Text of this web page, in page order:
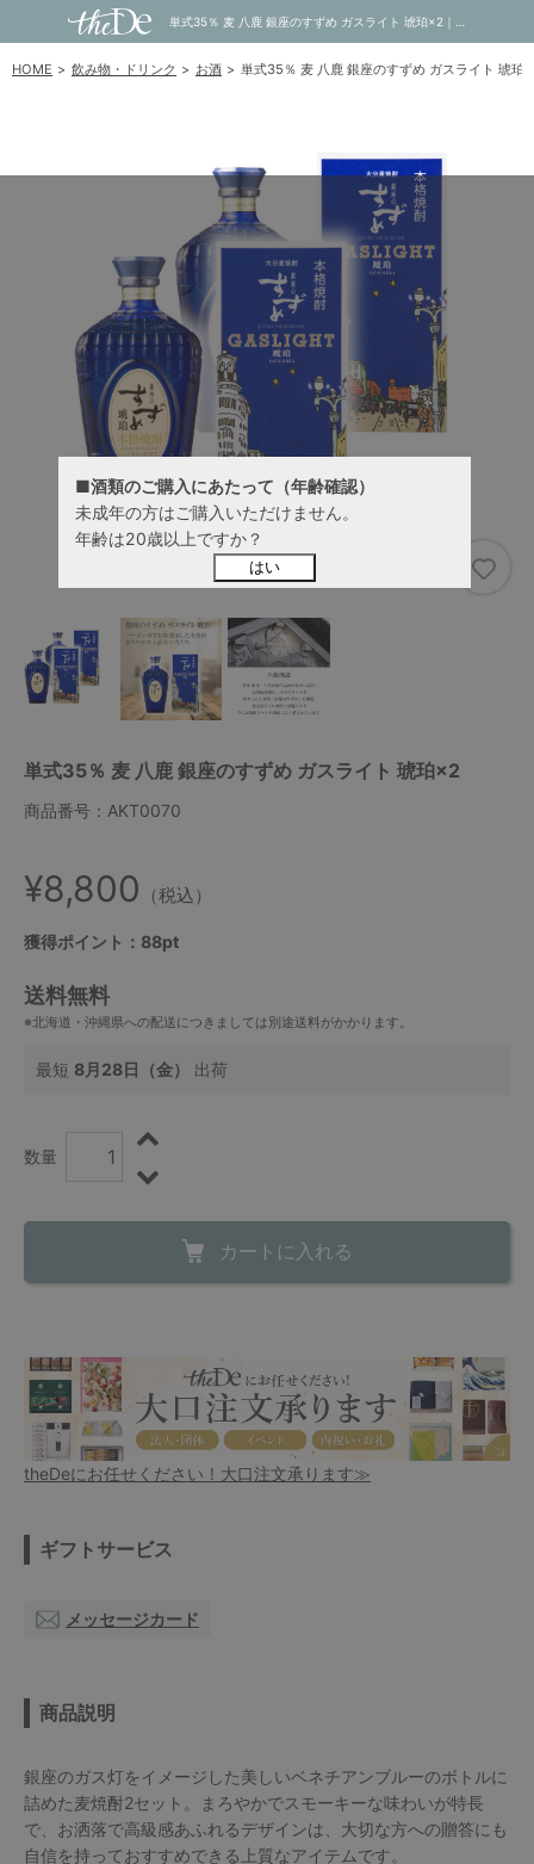
HOME 飲み物・ドリンク お酒 単式35％ 麦 八鹿 銀座のすずめ ガスライト 琥珀
単式35％ 麦 八鹿 銀座のすずめ ガスライト 琥珀×2
商品番号：AKT0070
¥8,800 （税込）
獲得ポイント：88pt
送料無料
※北海道・沖縄県への配送につきましては別途送料がかかります。
最短 8月28日（金） 出荷
数量
カートに入れる
■酒類のご購入にあたって（年齢確認）
未成年の方はご購入いただけません。
年齢は20歳以上ですか？
はい
theDeにお任せください！大口注文承ります≫
ギフトサービス
メッセージカード
商品説明
銀座のガス灯をイメージした美しいベネチアンブルーのボトルに
詰めた麦焼酎2セット。まろやかでスモーキーな味わいが特長
で、お洒落で高級感あふれるデザインは、大切な方への贈答にも
自信を持っておすすめできる上質なアイテムです。